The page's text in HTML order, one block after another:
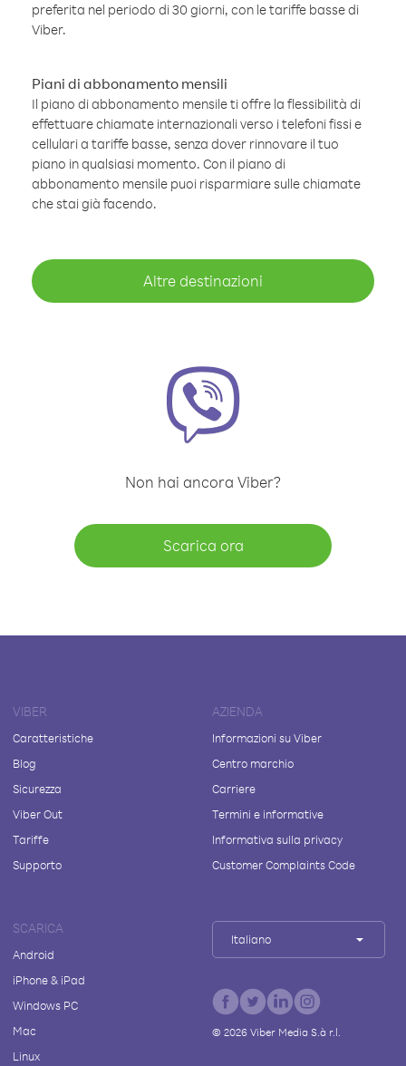
preferita nel periodo di 30 giorni, con le tariffe basse di
Viber.
Piani di abbonamento mensili
Il piano di abbonamento mensile ti offre la flessibilità di
effettuare chiamate internazionali verso i telefoni fissi e
cellulari a tariffe basse, senza dover rinnovare il tuo
piano in qualsiasi momento. Con il piano di
abbonamento mensile puoi risparmiare sulle chiamate
che stai già facendo.
Altre destinazioni
Non hai ancora Viber?
Scarica ora
VIBER
Caratteristiche
Blog
Sicurezza
Viber Out
Tariffe
Supporto
AZIENDA
Informazioni su Viber
Centro marchio
Carriere
Termini e informative
Informativa sulla privacy
Customer Complaints Code
SCARICA
Android
iPhone & iPad
Windows PC
Mac
Linux
Italiano
© 2026Viber Media S.à r.l.